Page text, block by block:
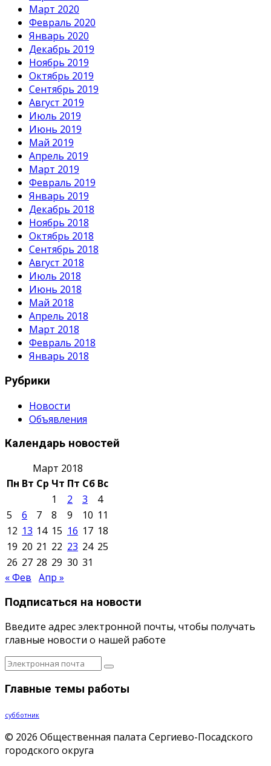
Март 2020
Февраль 2020
Январь 2020
Декабрь 2019
Ноябрь 2019
Октябрь 2019
Сентябрь 2019
Август 2019
Июль 2019
Июнь 2019
Май 2019
Апрель 2019
Март 2019
Февраль 2019
Январь 2019
Декабрь 2018
Ноябрь 2018
Октябрь 2018
Сентябрь 2018
Август 2018
Июль 2018
Июнь 2018
Май 2018
Апрель 2018
Март 2018
Февраль 2018
Январь 2018
Рубрики
Новости
Объявления
Календарь новостей
Март 2018
Пн Вт Ср Чт Пт Сб Вс
1
2 3
4
5
6 7 8 9 10 11
12 13 14 15 16 17 18
19 20 21 22 23 24 25
26 27 28 29 30 31
« Фев Апр »
Подписаться на новости
Введите адрес электронной почты, чтобы получать
главные новости о нашей работе
Главные темы работы
субботник
© 2026 Общественная палата Сергиево-Посадского
городского округа